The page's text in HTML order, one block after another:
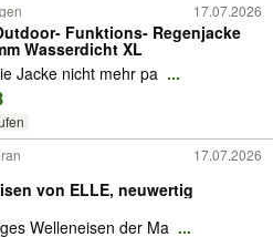
17.07.2026
Funktions- Regenjacke
Wasserdicht XL
Jacke nicht mehr pa ...
17.07.2026
von ELLE, neuwertig
Welleneisen der Ma ...